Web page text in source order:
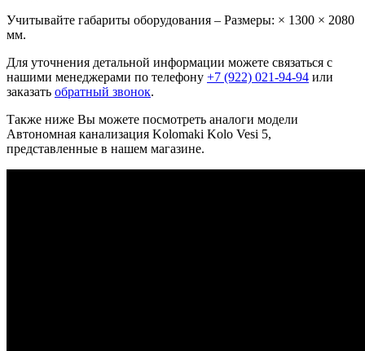
Учитывайте габариты оборудования – Размеры: × 1300 × 2080
мм.
Для уточнения детальной информации можете связаться с
нашими менеджерами по телефону +7 (922) 021-94-94 или
заказать обратный звонок.
Также ниже Вы можете посмотреть аналоги модели
Автономная канализация Kolomaki Kolo Vesi 5,
представленные в нашем магазине.